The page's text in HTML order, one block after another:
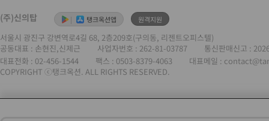
(주)신의탑 | 탱크옥션앱 원격지원
서울시 광진구 강변역로4길 68, 2층209호(구의동, 리젠트오피스텔)
공동대표 : 손현진,신제근
사업자번호 : 262-81-03787
통신판매신고 :
대표전화 : 02-456-1544 팩스 : 0503-8379-4063
대표메일 :
COPYRIGHT ⓒ탱크옥션. ALL RIGHTS RESERVED.